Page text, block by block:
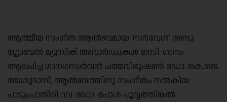
ആത്മീയ സംഗീത ആല്‍ബമായ ‘സര്‍വേശ’ രണ്ടു
ഗ്ലോബല്‍ മ്യൂസിക് അവാര്‍ഡുകള്‍ നേടി. ഗാനം
ആലപിച്ച ഗാനഗന്ധര്‍വന്‍ പത്മവിഭൂഷണ്‍ ഡോ. കെ.ജെ.
യേശുദാസ്, ആല്‍ബത്തിനു സംഗീതം നല്‍കിയ
പാടുംപാതിരി റവ. ഡോ. പോള്‍ പൂവ്വത്തിങ്കല്‍